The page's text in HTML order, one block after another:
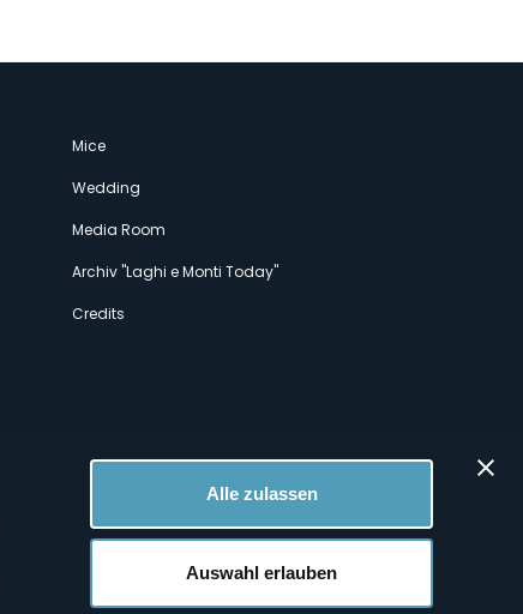
Alle zulassen
Auswahl erlauben
Mice
Wedding
Media Room
Archiv "Laghi e Monti Today"
Credits